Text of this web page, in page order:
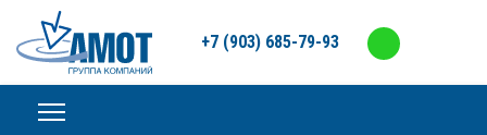
+7 (903) 685-79-93